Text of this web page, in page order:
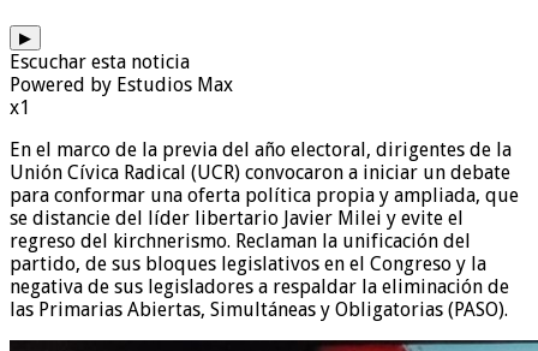
▶
Escuchar esta noticia
Powered by Estudios Max
x1
En el marco de la previa del año electoral, dirigentes de la
Unión Cívica Radical (UCR) convocaron a iniciar un debate
para conformar una oferta política propia y ampliada, que
se distancie del líder libertario Javier Milei y evite el
regreso del kirchnerismo. Reclaman la unificación del
partido, de sus bloques legislativos en el Congreso y la
negativa de sus legisladores a respaldar la eliminación de
las Primarias Abiertas, Simultáneas y Obligatorias (PASO).